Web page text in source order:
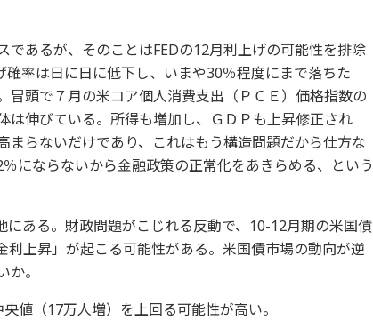
あるが、そのことはFEDの12月利上げの可能性を排除
率は日に日に低下し、いまや30％程度にまで落ちた
冒頭で７月の米コア個人消費支出（ＰＣＥ）価格指数の
は伸びている。所得も増加し、ＧＤＰも上昇修正され
まらないだけであり、これはもう構造問題だから仕方な
にならないから金融政策の正常化をあきらめる、という
ある。財政問題がこじれる反動で、10-12月期の米国債
上昇」が起こる可能性がある。米国債市場の動向が逆
。
値（17万人増）を上回る可能性が高い。